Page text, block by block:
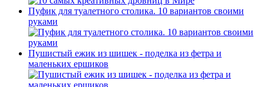
Пуфик для туалетного столика. 10 вариантов своими
руками
Пушистый ежик из шишек - поделка из фетра и
маленьких ершиков